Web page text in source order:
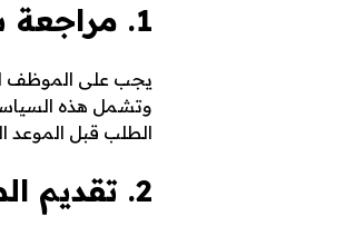
1. مراجعة سياسة الإجازات في العمل
يجب على الموظف
وتشمل هذه
الطلب قبل الموعد
2. تقديم الطلب مقدمًا